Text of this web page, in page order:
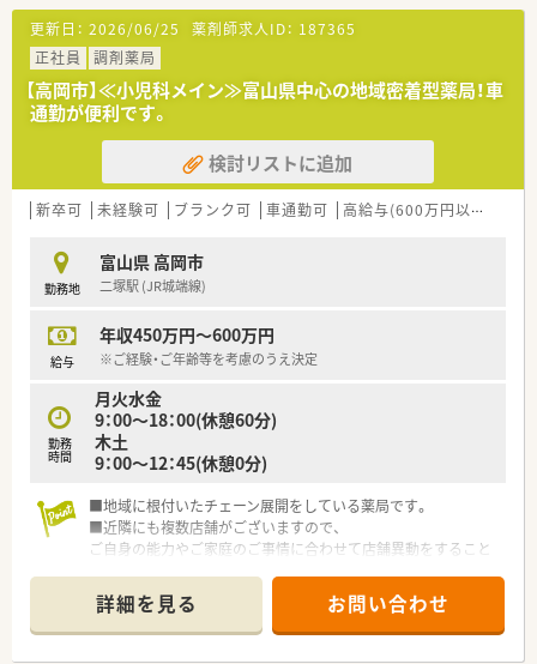
【募集背景と求める人物像について】
■ 今回は欠員補充のための募集であり、普通に頑張って仕事に
取り組める方を幅広く求めています。
■ 最低限周囲のスタッフと協調性をもって働ける方であれば、
未経験やブランクがあっても歓迎いたします。
■ 年齢が高い方でも応相談が可能ですが、50代までの方を希望
しており内定率も非常に高い法人です。
【法人特徴について】
■ 富山県を本社に富山・石川・東京・埼玉に28店舗を展開し、地域
■ 薬局事業以外に訪問看護ステーションなども運営し、地域社
会への貢献に力を入れている企業です。
■ 離職率が低く社員の平均年齢は43歳と高めですが、ワークラ
更新日： 2026/06/25 薬剤師求人ID： 187365
正社員
調剤薬局
【高岡市】≪小児科メイン≫富山県中心の地域密着型薬局！車
通勤が便利です。
検討リストに追加
新卒可 未経験可 ブランク可 車通勤可 高給与(600万円以上)
勤務地
富山県 高岡市
二塚駅 (JR城端線)
給与
年収450万円～600万円
※ご経験・ご年齢等を考慮のうえ決定
勤務
時間
月火水金
9：00～18：00(休憩60分)
木土
9：00～12：45(休憩0分)
■地域に根付いたチェーン展開をしている薬局です。
■近隣にも複数店舗がございますので、
ご自身の能力やご家庭のご事情に合わせて店舗異動をすること
■実際にお仕事をしながら入社を見極めて頂ける、紹介予定派遣
もお選び頂けます。
詳細を見る お問い合わせ